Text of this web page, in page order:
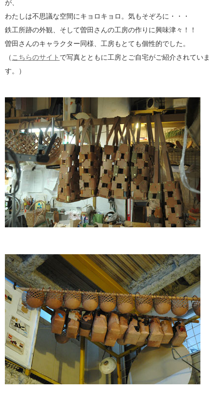
が、
わたしは不思議な空間にキョロキョロ。気もそぞろに・・・
鉄工所跡の外観、そして曽田さんの工房の作りに興味津々！！
曽田さんのキャラクター同様、工房もとても個性的でした。
（ こちらのサイト で写真とともに工房とご自宅がご紹介されていま
す。）